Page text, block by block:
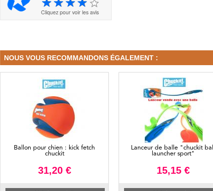
Cliquez pour voir les avis
NOUS VOUS RECOMMANDONS ÉGALEMENT :
Ballon pour chien : kick fetch
chuckit
31,20 €
Lanceur de balle "chuckit ball
launcher sport"
15,15 €